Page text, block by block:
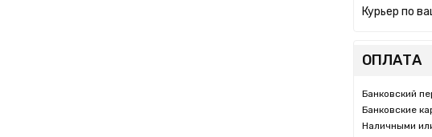
Курьер по
ОПЛАТА
Банковский
Банковские
Наличными